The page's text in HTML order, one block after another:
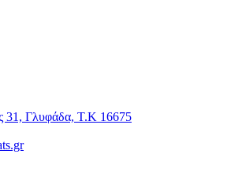
31, Γλυφάδα, Τ.Κ 16675